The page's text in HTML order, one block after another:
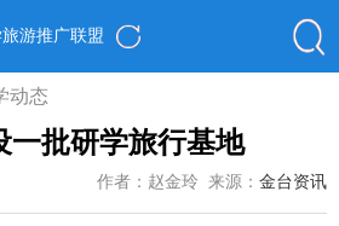
游推广联盟
动态
一批研学旅行基地
来源： 金台资讯
作者：赵金玲